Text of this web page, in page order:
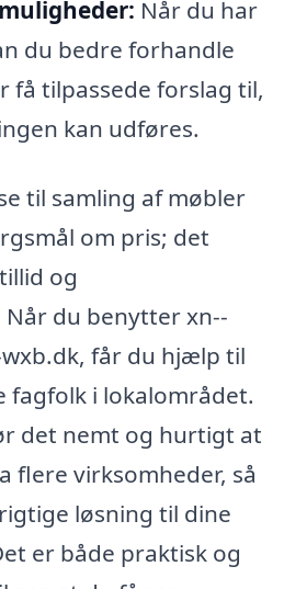
Når du har
du bedre forhandle
få tilpassede forslag til,
kan udføres.
til samling af møbler
om pris; det
og
du benytter xn--
får du hjælp til
fagfolk i lokalområdet.
det nemt og hurtigt at
flere virksomheder, så
løsning til dine
er både praktisk og